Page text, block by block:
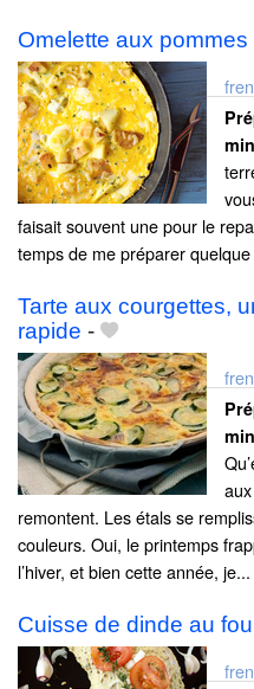
Omelette aux pommes
min
faisait souvent une pour le
temps de me préparer
Tarte aux courgettes,
rapide -
min
remontent. Les étals se
couleurs. Oui, le printemps
l’hiver, et bien cette année, je...
Cuisse de dinde au